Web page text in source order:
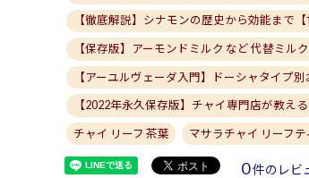
【徹底解説】シナモンの歴史から効能まで
【保存版】アーモンドミルク など 代替ミル
【アーユルヴェーダ入門】ドーシャタイプ
【2022年永久保存版】チャイ専門店が教え
チャイ リーフ 茶葉 マサラチャイ リーフテ
0件のレビ